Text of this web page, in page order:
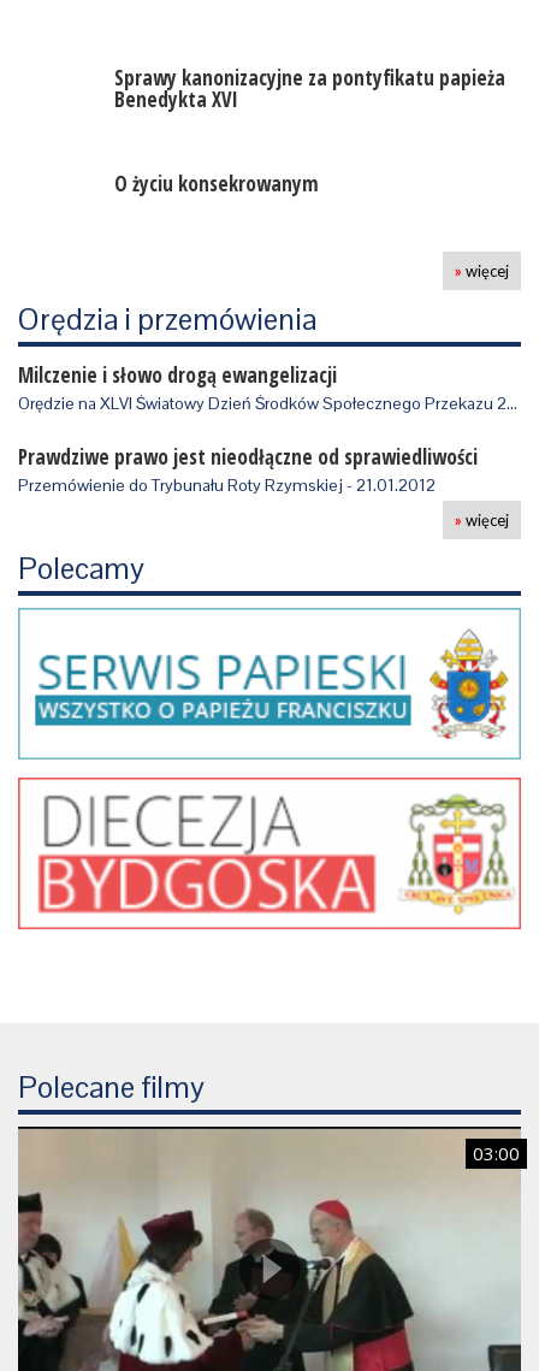
Sprawy kanonizacyjne za pontyfikatu papieża
Benedykta XVI
O życiu konsekrowanym
» więcej
Orędzia i przemówienia
Milczenie i słowo drogą ewangelizacji
Orędzie na XLVI Światowy Dzień Środków Społecznego Przekazu 2012 r, wydane 24.0…
Prawdziwe prawo jest nieodłączne od sprawiedliwości
Przemówienie do Trybunału Roty Rzymskiej - 21.01.2012
» więcej
Polecamy
Polecane filmy
03:00